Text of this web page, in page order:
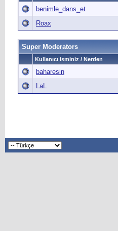
benimle_dans_et
Roax
Super Moderators
Kullanıcı isminiz / Nerden
baharesin
LaL